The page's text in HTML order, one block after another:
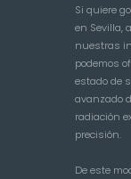
Si quiere
en Sevilla,
nuestras
podemos
estado de
avanzado
radiación
precisión.
De este